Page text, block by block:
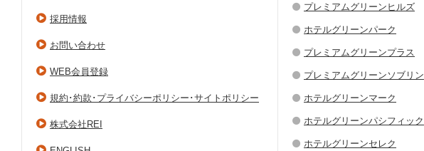
採用情報
お問い合わせ
WEB会員登録
規約･約款･プライバシーポリシー･サイトポリシー
株式会社REI
プレミアムグリーンヒルズ
ホテルグリーンパーク
プレミアムグリーンプラス
プレミアムグリーンソブリン
ホテルグリーンマーク
ホテルグリーンパシフィック
ホテルグリーンセレク